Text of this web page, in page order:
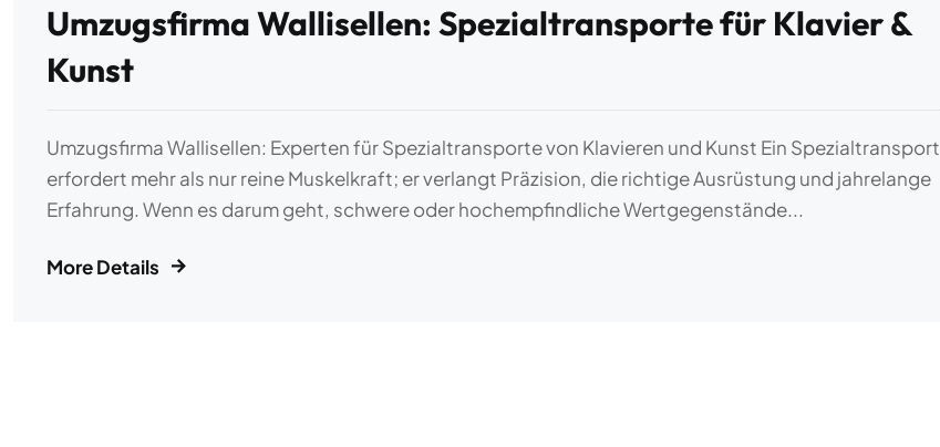
Umzugsfirma Wallisellen: Spezialtransporte für Klavier &
Kunst
Umzugsfirma Wallisellen: Experten für Spezialtransporte von Klavieren und Kunst Ein Spezialtransport
erfordert mehr als nur reine Muskelkraft; er verlangt Präzision, die richtige Ausrüstung und jahrelange
Erfahrung. Wenn es darum geht, schwere oder hochempfindliche Wertgegenstände...
More Details